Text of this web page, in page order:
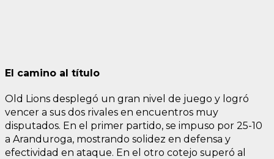
El camino al título
Old Lions desplegó un gran nivel de juego y logró
vencer a sus dos rivales en encuentros muy
disputados. En el primer partido, se impuso por 25-10
a Aranduroga, mostrando solidez en defensa y
efectividad en ataque. En el otro cotejo superó al